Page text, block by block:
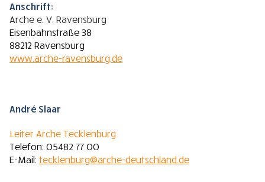
Anschrift:
Arche e. V. Ravensburg
Eisenbahnstraße 38
88212 Ravensburg
www.arche-ravensburg.de
André Slaar
Leiter Arche Tecklenburg
Telefon: 05482 77 00
E-Mail: tecklenburg@arche-deutschland.de